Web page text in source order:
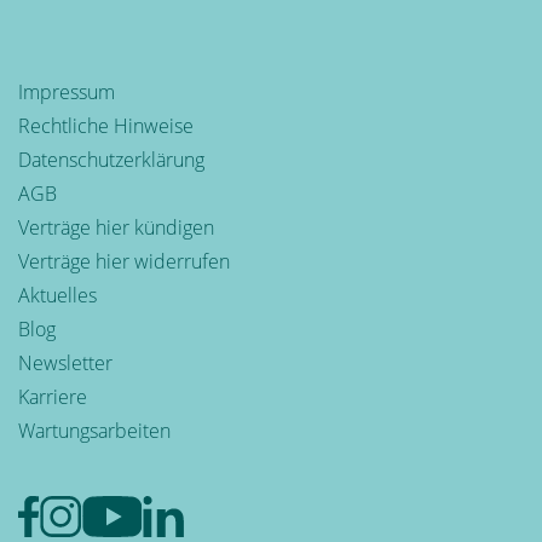
Impressum
Rechtliche Hinweise
Datenschutzerklärung
AGB
Verträge hier kündigen
Verträge hier widerrufen
Aktuelles
Blog
Newsletter
Karriere
Wartungsarbeiten